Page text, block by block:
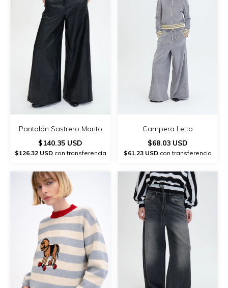
Pantalón Sastrero Marito
$140.35 USD
$126.32 USDcon transferencia
Campera Letto
$68.03 USD
$61.23 USD con transferencia